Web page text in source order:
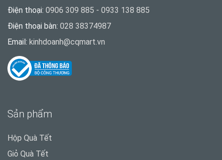
Điện thoại: 0906 309 885 - 0933 138 885
Điện thoại bàn: 028 38374987
Email: kinhdoanh@cqmart.vn
Sản phẩm
Hộp Quà Tết
Giỏ Quà Tết